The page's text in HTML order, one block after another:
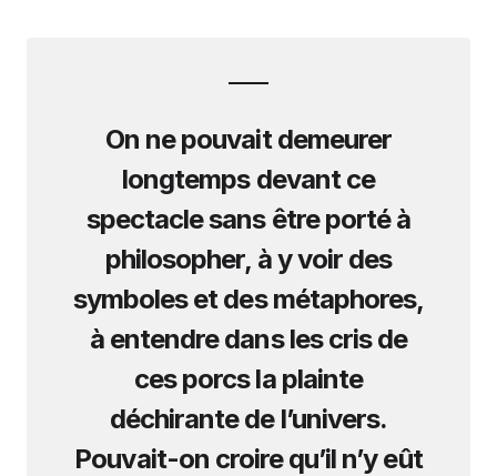
On ne pouvait demeurer
longtemps devant ce
spectacle sans être porté à
philosopher, à y voir des
symboles et des métaphores,
à entendre dans les cris de
ces porcs la plainte
déchirante de l’univers.
Pouvait-on croire qu’il n’y eût